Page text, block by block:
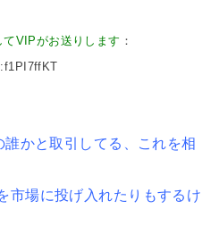
VIPがお送りします ：
かと取引してる、これを相
市場に投げ入れたりもするけ